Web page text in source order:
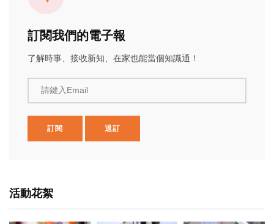
訂閱我們的電子報
了解時事、接收新知、在家也能當個知識通！
請鍵入Email
訂閱 退訂
活動花絮